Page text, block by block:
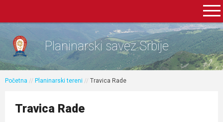
Planinarski savez Srbije
Početna // Planinarski tereni // Travica Rade
Travica Rade